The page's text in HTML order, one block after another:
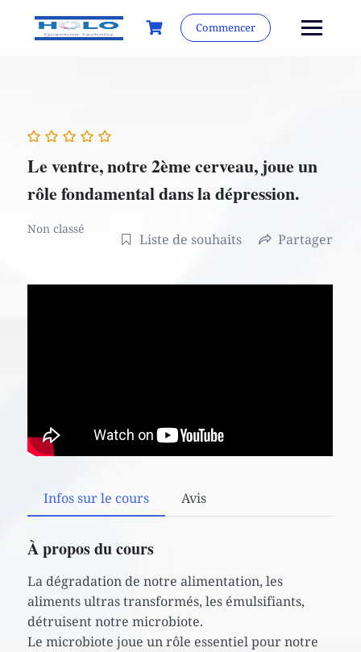
Commencer
Le ventre, notre 2ème cerveau, joue un
rôle fondamental dans la dépression.
Non classé
Liste de souhaits Partager
Infos sur le cours Avis
À propos du cours
La dégradation de notre alimentation, les
aliments ultras transformés, les émulsifiants,
détruisent notre microbiote.
Le microbiote joue un rôle essentiel pour notre